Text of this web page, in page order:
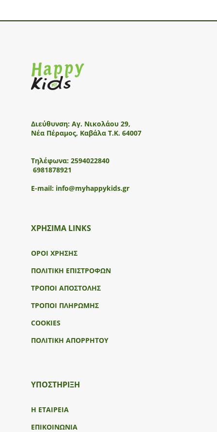
Διεύθυνση: Αγ. Νικολάου 29,
Νέα Πέραμος, Καβάλα Τ.Κ. 64007
Τηλέφωνα: 2594022840
6981878921
E-mail: info@myhappykids.gr
ΧΡΗΣΙΜΑ LINKS
ΟΡΟΙ ΧΡΗΣΗΣ
ΠΟΛΙΤΙΚΗ ΕΠΙΣΤΡΟΦΩΝ
ΤΡΟΠΟΙ ΑΠΟΣΤΟΛΗΣ
ΤΡΟΠΟΙ ΠΛΗΡΩΜΗΣ
COOKIES
ΠΟΛΙΤΙΚΗ ΑΠΟΡΡΗΤΟΥ
ΥΠΟΣΤΉΡΙΞΗ
Η ΕΤΑΙΡΕΙΑ
ΕΠΙΚΟΙΝΩΝΙΑ